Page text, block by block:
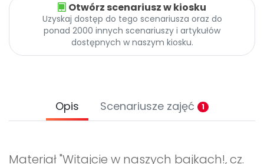
Otwórz scenariusz w kiosku
Uzyskaj dostęp do tego scenariusza oraz do
ponad 2000 innych scenariuszy i artykułów
dostępnych w naszym kiosku.
Opis Scenariusze zajęć 1
Materiał "Witajcie w naszych bajkach!, cz.